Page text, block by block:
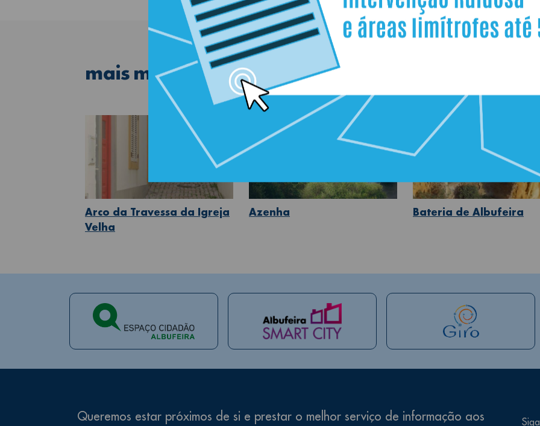
mais monumentos
Arco da Travessa da Igreja
Velha
Azenha Bateria de Albufeira
Queremos estar próximos de si e prestar o melhor serviço de informação aos